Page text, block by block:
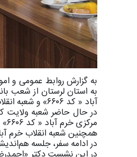
به گزارش روابط عمومی و
آباد « کد ۶۶۰۶» و شعبه انقلاب خرم آباد «کد ۶۶۰۵»، درباره حل مشکلات زیرساختی موجود در شعب نیز گفت‌وگو کرد.
مرکزی خرم آباد « کد ۶۶۰۶» نیز بیش از ۲۶هزار مشتری دارد و منابع آن از ۴هزار میلیارد ریال عبور کرده است.
همچنین شعبه انقلاب خرم آباد «کد ۶۶۰۵» با بیش از ۱۸هزار مشتری، بیش از ۳هزار میلیارد
در ادامه سفر، جلسه